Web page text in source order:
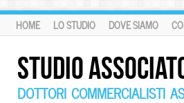
HOME LO STUDIO DOVE SIAMO
STUDIO
DOTTORI COMMERCIALISTI